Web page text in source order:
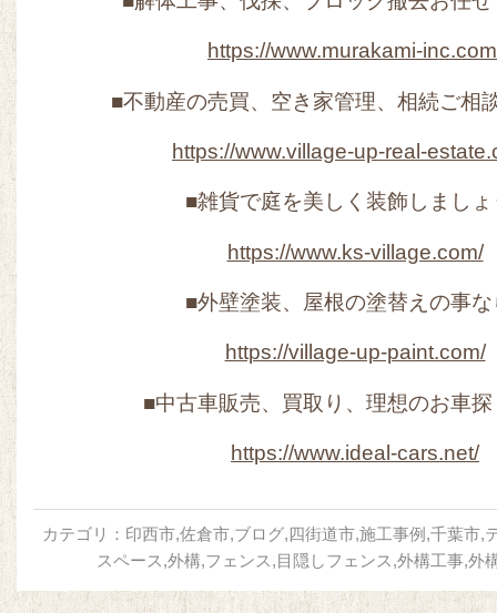
https://www.murakami-
■不動産の売買、空き家管理、相続ご相
https://www.village-up-real-
■雑貨で庭を美しく装飾しましょ
https://www.ks-village.com/
■外壁塗装、屋根の塗替えの事な
https://village-up-paint.com/
■中古車販売、買取り、理想のお車
https://www.ideal-cars.net/
カテゴリ： 印西市,佐倉市,ブログ,四街道市,施工事例,千葉市,
スペース ,外構,フェンス ,目隠しフェンス ,外構工事,外